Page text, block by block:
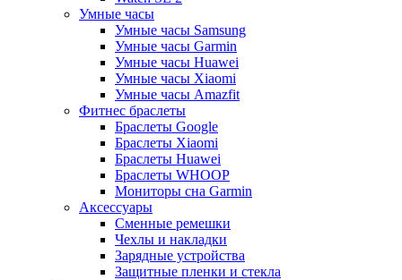
Умные часы
Умные часы Samsung
Умные часы Garmin
Умные часы Huawei
Умные часы Xiaomi
Умные часы Amazfit
Фитнес браслеты
Браслеты Google
Браслеты Xiaomi
Браслеты Huawei
Браслеты WHOOP
Мониторы сна Garmin
Аксессуары
Сменные ремешки
Чехлы и накладки
Зарядные устройства
Защитные пленки и стекла